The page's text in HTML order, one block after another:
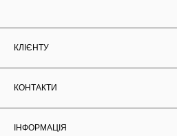
КЛІЄНТУ
КОНТАКТИ
ІНФОРМАЦІЯ